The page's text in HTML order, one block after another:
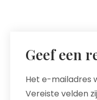
Geef een
Het e-mailadres
Vereiste velden